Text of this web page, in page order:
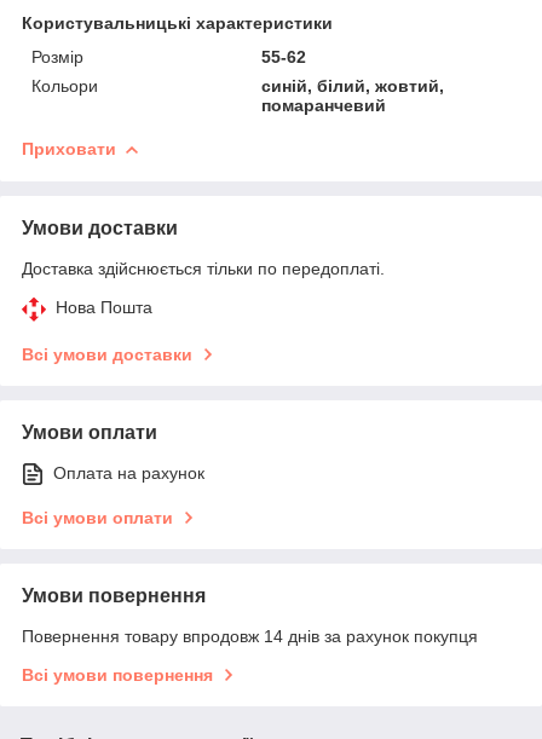
Користувальницькі характеристики
Розмір
55-62
Кольори
синій, білий, жовтий,
помаранчевий
Приховати
Умови доставки
Доставка здійснюється тільки по передоплаті.
Нова Пошта
Всі умови доставки
Умови оплати
Оплата на рахунок
Всі умови оплати
Умови повернення
Повернення товару впродовж 14 днів за рахунок покупця
Всі умови повернення